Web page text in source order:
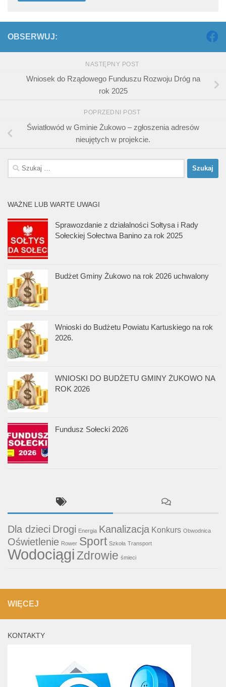
OBSERWUJ:
NASTĘPNY POST
Wniosek do Rządowego Funduszu Rozwoju Dróg na
rok 2025
POPRZEDNI POST
Światłowód w Gminie Żukowo – zgłoszenia adresów
nieujętych w projekcie.
Szukaj:
WAŻNE LUB WARTE UWAGI
Sprawozdanie z działalności Sołtysa i Rady
Sołeckiej Sołectwa Banino za rok 2025
Budżet Gminy Żukowo na rok 2026 uchwalony
Wnioski do Budżetu Powiatu Kartuskiego na rok
2026.
WNIOSKI DO BUDŻETU GMINY ŻUKOWO NA
ROK 2026
Fundusz Sołecki 2026
Dla dzieci Drogi Energia Kanalizacja Konkurs Obwodnica
Oświetlenie Rower Sport Szkoła Transport
WodociągiZdrowie śmieci
WIĘCEJ
KONTAKTY